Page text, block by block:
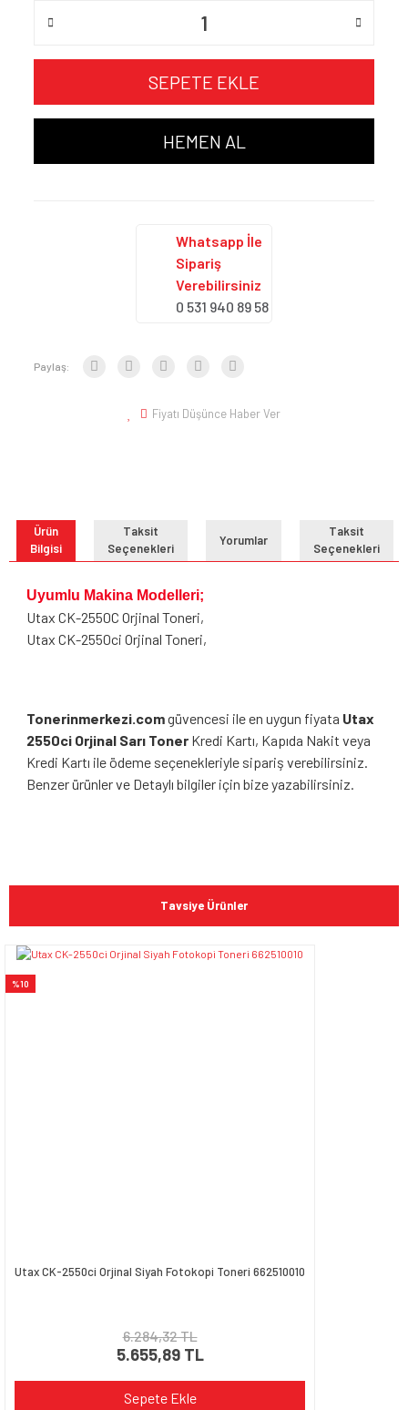
SEPETE EKLE
HEMEN AL
Whatsapp İle
Sipariş
Verebilirsiniz
0 531 940 89 58
Paylaş:
Fiyatı Düşünce Haber Ver
Ürün
Bilgisi
Taksit
Seçenekleri
Yorumlar
Taksit
Seçenekleri
Uyumlu Makina Modelleri;
Utax CK-2550C Orjinal Toneri,
Utax CK-2550ci Orjinal Toneri,
Tonerinmerkezi.comgüvencesi ile en uygun fiyata Utax
2550ci Orjinal Sarı Toner Kredi Kartı, Kapıda Nakit veya
Kredi Kartı ile ödeme seçenekleriyle sipariş verebilirsiniz.
Benzer ürünler ve Detaylı bilgiler için bize yazabilirsiniz.
Bu ürüne ilk yorumu siz yapın!
Yorum Yaz
konularda yetersiz gördüğünüz noktaları öneri formunu
kullanarak tarafımıza iletebilirsiniz.
Tavsiye Ürünler
%10
Utax CK-2550ci Orjinal Siyah Fotokopi Toneri 662510010
6.284,32 TL
5.655,89 TL
Sepete Ekle